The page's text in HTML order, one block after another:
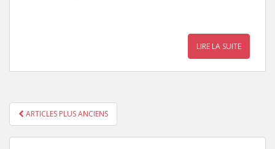
LIRE LA SUITE
PAGINATION DES ARTICLES
ARTICLES PLUS ANCIENS